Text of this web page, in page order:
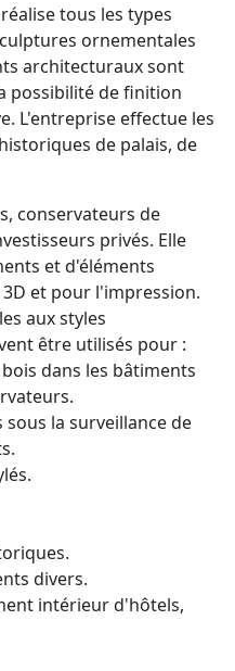
tous les types
ornementales
architecturaux sont
possibilité de finition
L'entreprise effectue les
de palais, de
conservateurs de
privés. Elle
et d'éléments
et pour l'impression.
aux styles
être utilisés pour :
dans les bâtiments
la surveillance de
divers.
intérieur d'hôtels,